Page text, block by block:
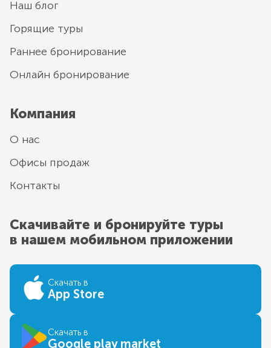
Наш блог
Горящие туры
Раннее бронирование
Онлайн бронирование
Компания
О нас
Офисы продаж
Контакты
Скачивайте и бронируйте туры
в нашем мобильном приложении
Скачать в
App Store
Скачать в
Google play market